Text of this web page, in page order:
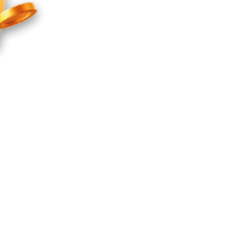
CLUBE DOS